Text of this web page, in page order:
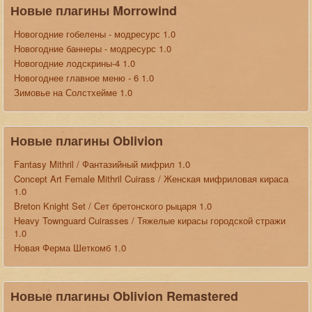
Новые плагины Morrowind
Новогодние гобелены - модресурс 1.0
Новогодние баннеры - модресурс 1.0
Новогодние лодскрины-4 1.0
Новогоднее главное меню - 6 1.0
Зимовье на Солстхейме 1.0
Новые плагины Oblivion
Fantasy Mithril / Фантазийный мифрил 1.0
Concept Art Female Mithril Cuirass / Женская мифриловая кираса
1.0
Breton Knight Set / Сет бретонского рыцаря 1.0
Heavy Townguard Cuirasses / Тяжелые кирасы городской стражи
1.0
Новая Ферма Шеткомб 1.0
Новые плагины Oblivion Remastered